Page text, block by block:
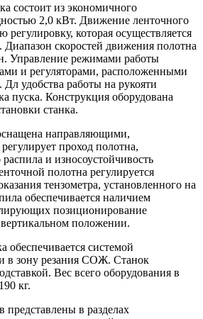
состоит из экономичного
2,0 кВт. Движение ленточного
регулировку, которая осуществляется
Диапазон скоростей движения полотна
Управление режимами работы
и регуляторами, расположенными
удобства работы на рукояти
пуска. Конструкция оборудована
станка.
направляющими,
проход полотна,
распила и износоустойчивость
полотна регулируется
тензометра, установленного на
обеспечивается наличием
позиционирование
положении.
обеспечивается системой
в зону резания СОЖ. Станок
Вес всего оборудования в
кг.
представлены в разделах